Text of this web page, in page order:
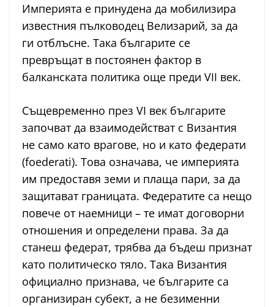
Империята е принудена да мобилизира
известния пълководец Велизарий, за да
ги отблъсне. Така българите се
превръщат в постоянен фактор в
балканската политика още преди VII век.
Същевременно през VI век българите
започват да взаимодействат с Византия
не само като врагове, но и като федерати
(foederati). Това означава, че империята
им предоставя земи и плаща пари, за да
защитават границата. Федератите са нещо
повече от наемници – те имат договорни
отношения и определени права. За да
станеш федерат, трябва да бъдеш признат
като политическо тяло. Така Византия
официално признава, че българите са
организиран субект, а не безименни